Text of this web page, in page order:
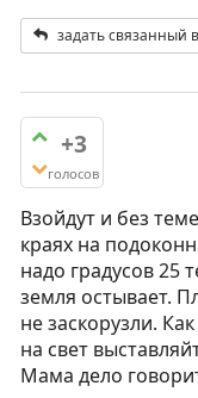
задать связанный
+3
голосов
Взойдут и без
краях на
надо градусов 25
земля остывает.
не заскорузли.
на свет
Мама дело